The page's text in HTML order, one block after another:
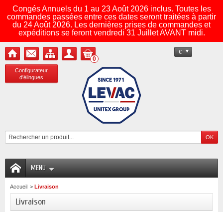
Congés Annuels du 1 au 23 Août 2026 inclus. Toutes les
commandes passées entre ces dates seront traitées à partir
du 24 Août 2026. Les dernières prises de commandes et
expéditions se feront vendredi 31 Juillet AVANT midi.
Configurateur
d'élingues
€
0
MENU
Accueil > Livraison
Livraison